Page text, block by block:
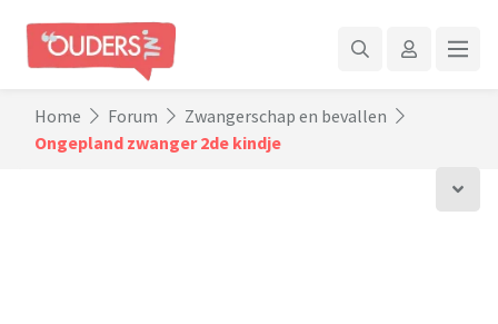
Home Forum
Zwangerschap en bevallen
Ongepland zwanger 2de kindje